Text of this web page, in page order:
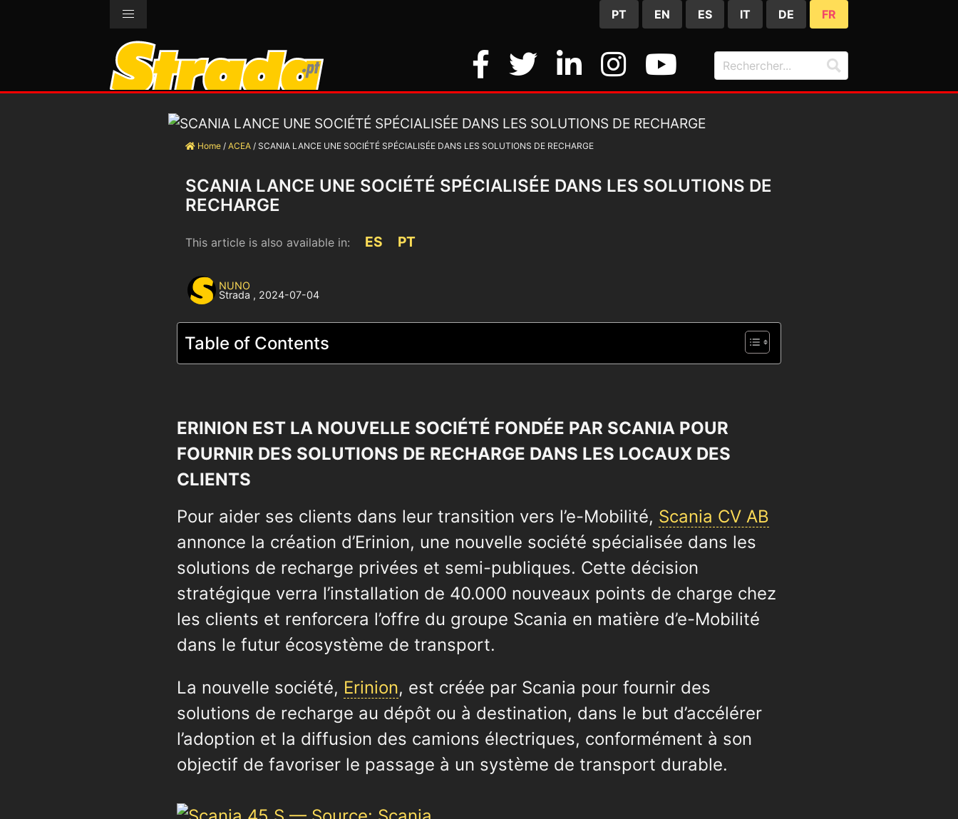
PT EN ES IT DE FR
Home / ACEA / SCANIA LANCE UNE SOCIÉTÉ SPÉCIALISÉE DANS LES SOLUTIONS DE RECHARGE
SCANIA LANCE UNE SOCIÉTÉ SPÉCIALISÉE DANS LES SOLUTIONS DE
RECHARGE
This article is also available in: ES PT
NUNO
Strada , 2024-07-04
Table of Contents
ERINION EST LA NOUVELLE SOCIÉTÉ FONDÉE PAR SCANIA POUR
FOURNIR DES SOLUTIONS DE RECHARGE DANS LES LOCAUX DES
CLIENTS
Pour aider ses clients dans leur transition vers l’e-Mobilité, Scania CV AB
annonce la création d’Erinion, une nouvelle société spécialisée dans les
solutions de recharge privées et semi-publiques. Cette décision
stratégique verra l’installation de 40.000 nouveaux points de charge chez
les clients et renforcera l’offre du groupe Scania en matière d’e-Mobilité
dans le futur écosystème de transport.
La nouvelle société, Erinion, est créée par Scania pour fournir des
solutions de recharge au dépôt ou à destination, dans le but d’accélérer
l’adoption et la diffusion des camions électriques, conformément à son
objectif de favoriser le passage à un système de transport durable.